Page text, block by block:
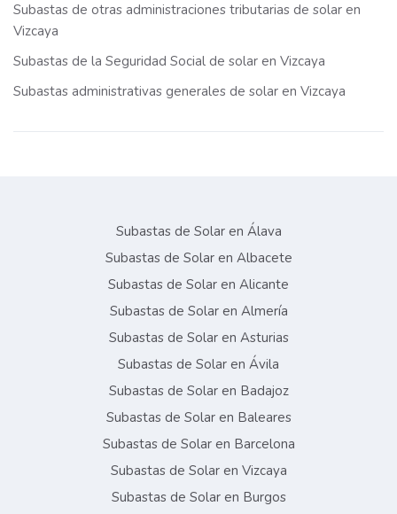
Subastas de otras administraciones tributarias de solar en
Vizcaya
Subastas de la Seguridad Social de solar en Vizcaya
Subastas administrativas generales de solar en Vizcaya
Subastas de Solar en Álava
Subastas de Solar en Albacete
Subastas de Solar en Alicante
Subastas de Solar en Almería
Subastas de Solar en Asturias
Subastas de Solar en Ávila
Subastas de Solar en Badajoz
Subastas de Solar en Baleares
Subastas de Solar en Barcelona
Subastas de Solar en Vizcaya
Subastas de Solar en Burgos